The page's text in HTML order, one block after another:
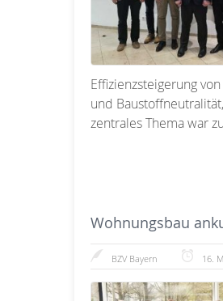
Effizienzsteigerung
und
zentrales Thema war
Wohnungsbau
BZV Bayern 16.